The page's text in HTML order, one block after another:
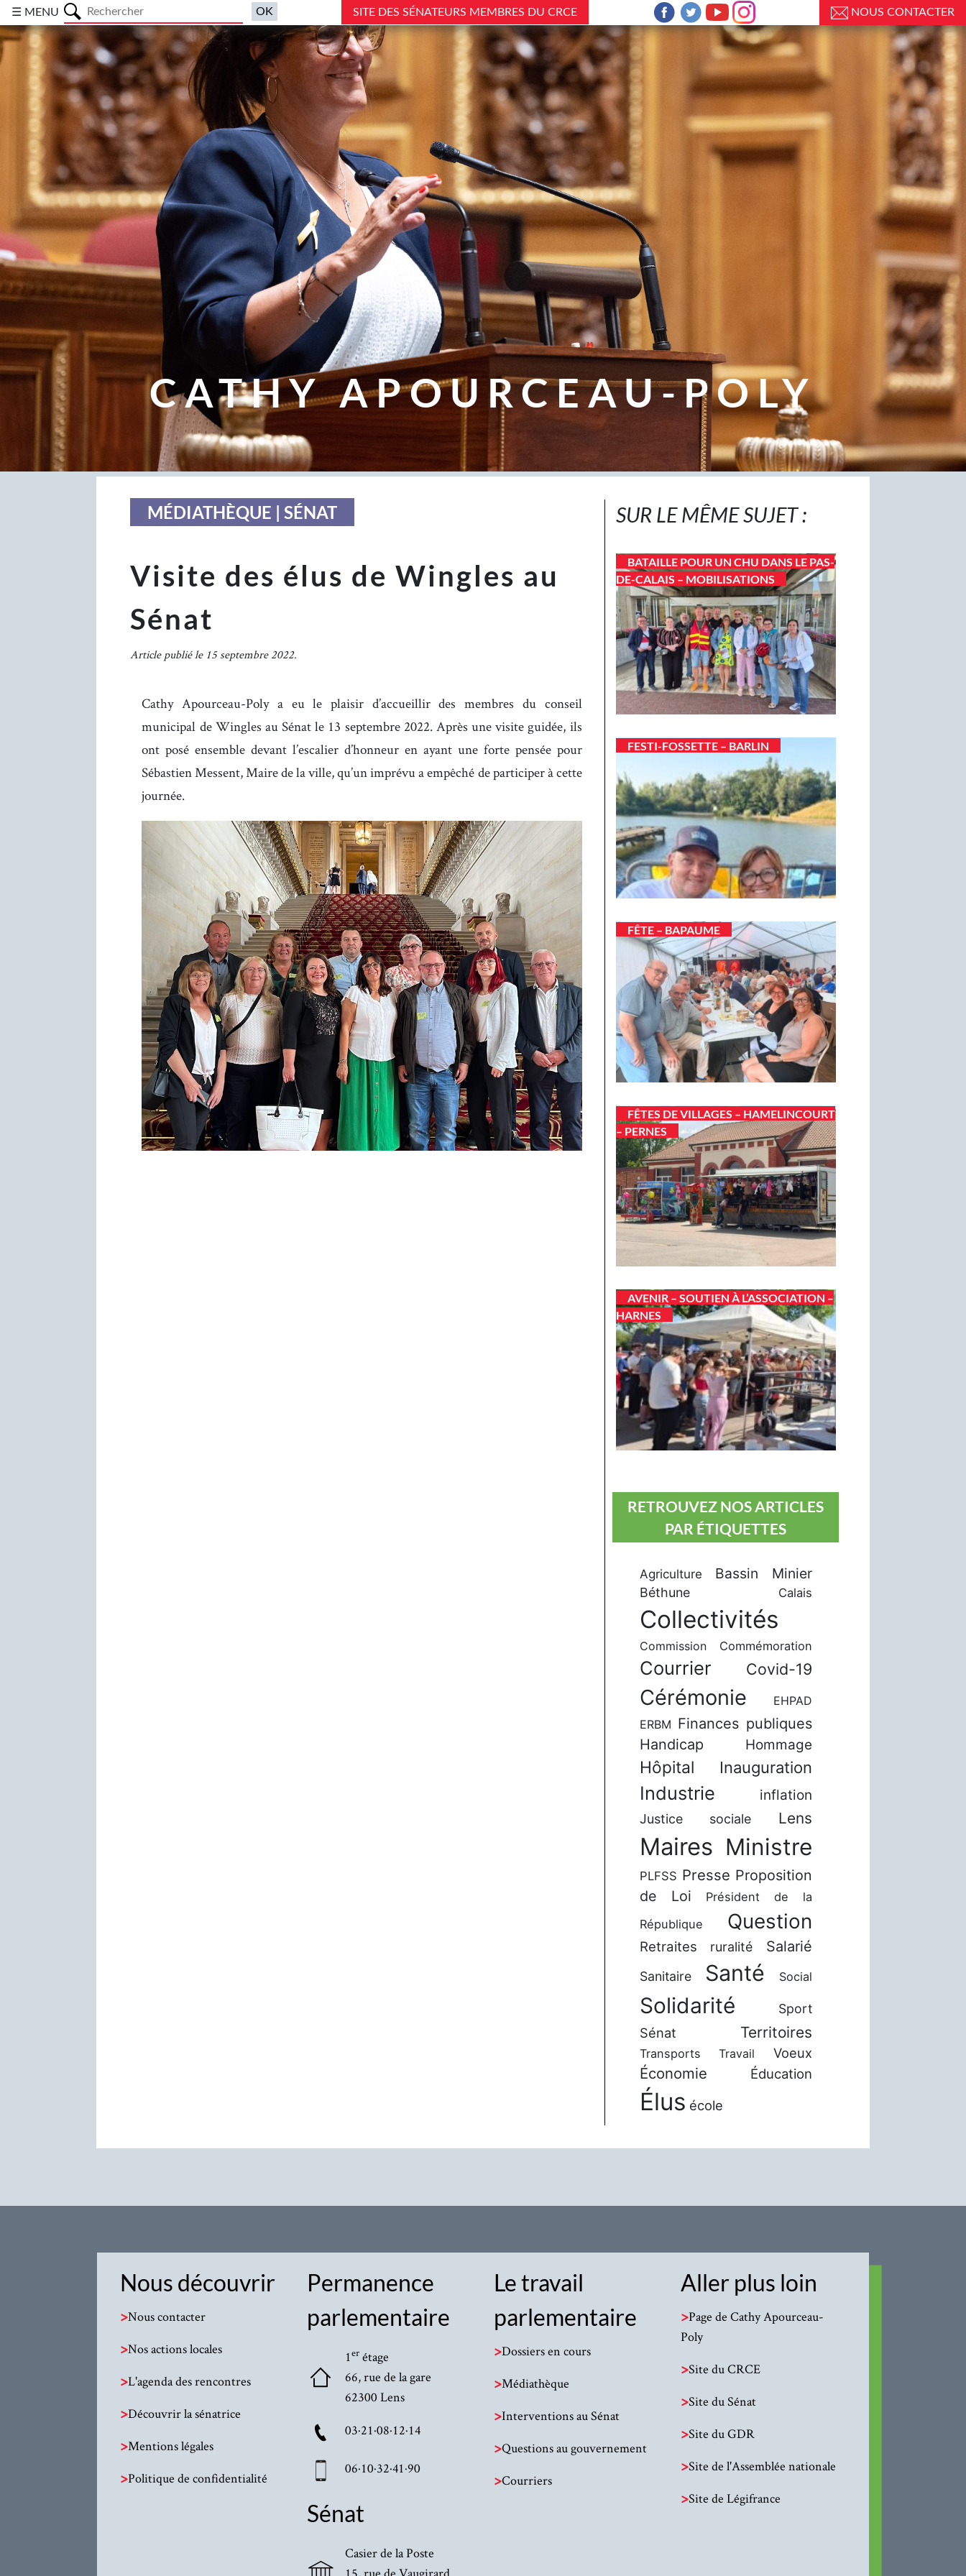
☰ MENU SITE DES SÉNATEURS MEMBRES DU CRCE NOUS CONTACTER
CATHY APOURCEAU-POLY
MÉDIATHÈQUE | SÉNAT
Visite des élus de Wingles au
Sénat
Article publié le 15 septembre 2022.
Cathy Apourceau-Poly a eu le plaisir d’accueillir des membres du conseil
municipal de Wingles au Sénat le 13 septembre 2022. Après une visite guidée, ils
ont posé ensemble devant l’escalier d’honneur en ayant une forte pensée pour
Sébastien Messent, Maire de la ville, qu’un imprévu a empêché de participer à cette
journée.
SUR LE MÊME SUJET :
BATAILLE POUR UN CHU DANS LE PAS-
DE-CALAIS – MOBILISATIONS
FESTI-FOSSETTE – BARLIN
FÊTE – BAPAUME
FÊTES DE VILLAGES – HAMELINCOURT
– PERNES
AVENIR – SOUTIEN À L’ASSOCIATION –
HARNES
RETROUVEZ NOS ARTICLES
PAR ÉTIQUETTES
Agriculture Bassin Minier
Béthune Calais
Collectivités
Commission Commémoration
Courrier Covid-19
Cérémonie
EHPAD
ERBM Finances publiques
Handicap
Hommage
Hôpital Inauguration
Industrie inflation
Justice sociale Lens
Maires Ministre
PLFSS Presse Proposition
de Loi
Président de la
République
Question
Retraites ruralité Salarié
Sanitaire Santé Social
Solidarité Sport
Sénat Territoires
Transports Travail Voeux
Économie Éducation
Élus école
Nous découvrir
>Nous contacter
>Nos actions locales
>L'agenda des rencontres
>Découvrir la sénatrice
>Mentions légales
>Politique de confidentialité
Permanence
parlementaire
1er étage
66, rue de la gare
62300 Lens
03·21·08·12·14
06·10·32·41·90
Sénat
Casier de la Poste
Le travail
parlementaire
>Dossiers en cours
>Médiathèque
>Interventions au Sénat
>Questions au gouvernement
>Courriers
Aller plus loin
>Page de Cathy Apourceau-
Poly
>Site du CRCE
>Site du Sénat
>Site du GDR
>Site de l'Assemblée nationale
>Site de Légifrance